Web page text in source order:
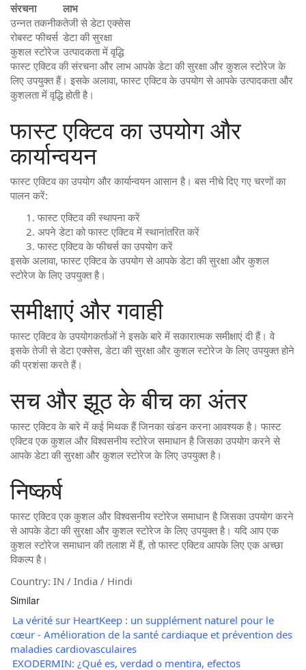
संरचना
लाभ
उन्नत तकनीकतेजी से डेटा एक्सेस
रोबस्ट फीचर्स डेटा की सुरक्षा
कुशल स्टोरेज उत्पादकता में वृद्धि
फास्ट एक्टिव की संरचना और लाभ आपके डेटा की सुरक्षा और कुशल स्टोरेज के
लिए उपयुक्त हैं। इसके अलावा, फास्ट एक्टिव के उपयोग से आपके उत्पादकता और
कुशलता में वृद्धि होती है।
फास्ट एक्टिव का उपयोग और
कार्यान्वयन
फास्ट एक्टिव का उपयोग और कार्यान्वयन आसान है। बस नीचे दिए गए चरणों का
पालन करें:
फास्ट एक्टिव की स्थापना करें
अपने डेटा को फास्ट एक्टिव में स्थानांतरित करें
फास्ट एक्टिव के फीचर्स का उपयोग करें
इसके अलावा, फास्ट एक्टिव के उपयोग से आपके डेटा की सुरक्षा और कुशल
स्टोरेज के लिए उपयुक्त है।
समीक्षाएं और गवाही
फास्ट एक्टिव के उपयोगकर्ताओं ने इसके बारे में सकारात्मक समीक्षाएं दी हैं। वे
इसके तेजी से डेटा एक्सेस, डेटा की सुरक्षा और कुशल स्टोरेज के लिए उपयुक्त होने
की प्रशंसा करते हैं।
सच और झूठ के बीच का अंतर
फास्ट एक्टिव के बारे में कई मिथक हैं जिनका खंडन करना आवश्यक है। फास्ट
एक्टिव एक कुशल और विश्वसनीय स्टोरेज समाधान है जिसका उपयोग करने से
आपके डेटा की सुरक्षा और कुशल स्टोरेज के लिए उपयुक्त है।
निष्कर्ष
फास्ट एक्टिव एक कुशल और विश्वसनीय स्टोरेज समाधान है जिसका उपयोग करने
से आपके डेटा की सुरक्षा और कुशल स्टोरेज के लिए उपयुक्त है। यदि आप एक
कुशल स्टोरेज समाधान की तलाश में हैं, तो फास्ट एक्टिव आपके लिए एक अच्छा
विकल्प है।
Country: IN / India / Hindi
Similar
La vérité sur HeartKeep : un supplément naturel pour le
cœur - Amélioration de la santé cardiaque et prévention des
maladies cardiovasculaires
EXODERMIN: ¿Qué es, verdad o mentira, efectos